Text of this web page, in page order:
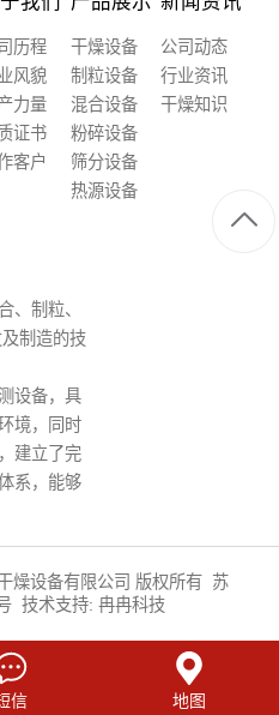
历程
风貌
力量
证书
客户
干燥设备
制粒设备
混合设备
粉碎设备
筛分设备
热源设备
公司动态
行业资讯
干燥知识
、制粒、
制造的技
设备，具
境，同时
建立了完
系，能够
燥设备有限公司 版权所有 苏
技术支持:冉冉科技
信 地图